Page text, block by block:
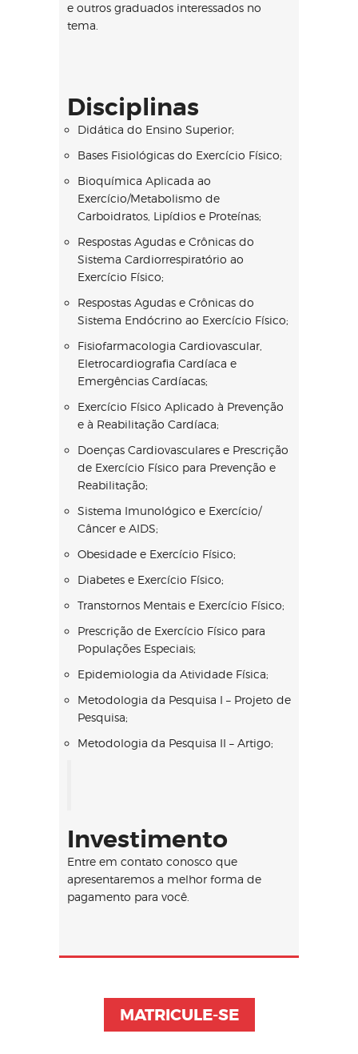
e outros graduados interessados no
tema.
Disciplinas
Didática do Ensino Superior;
Bases Fisiológicas do Exercício Físico;
Bioquímica Aplicada ao
Exercício/Metabolismo de
Carboidratos, Lipídios e Proteínas;
Respostas Agudas e Crônicas do
Sistema Cardiorrespiratório ao
Exercício Físico;
Respostas Agudas e Crônicas do
Sistema Endócrino ao Exercício Físico;
Fisiofarmacologia Cardiovascular,
Eletrocardiografia Cardíaca e
Emergências Cardíacas;
Exercício Físico Aplicado à Prevenção
e à Reabilitação Cardíaca;
Doenças Cardiovasculares e Prescrição
de Exercício Físico para Prevenção e
Reabilitação;
Sistema Imunológico e Exercício/
Câncer e AIDS;
Obesidade e Exercício Físico;
Diabetes e Exercício Físico;
Transtornos Mentais e Exercício Físico;
Prescrição de Exercício Físico para
Populações Especiais;
Epidemiologia da Atividade Física;
Metodologia da Pesquisa I – Projeto de
Pesquisa;
Metodologia da Pesquisa II – Artigo;
Investimento
Entre em contato conosco que
apresentaremos a melhor forma de
pagamento para você.
MATRICULE-SE